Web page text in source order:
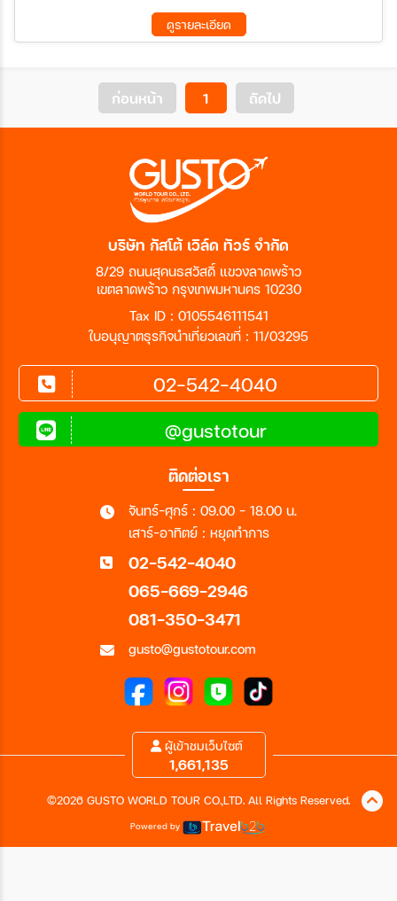
ดูรายละเอียด
ก่อนหน้า 1 ถัดไป
บริษัท กัสโต้ เวิล์ด ทัวร์ จำกัด
8/29 ถนนสุคนธสวัสดิ์ แขวงลาดพร้าว
เขตลาดพร้าว กรุงเทพมหานคร 10230
Tax ID : 0105546111541
ใบอนุญาตธุรกิจนำเที่ยวเลขที่ : 11/03295
02-542-4040
@gustotour
ติดต่อเรา
จันทร์-ศุกร์ : 09.00 - 18.00 น.
เสาร์-อาทิตย์ : หยุดทำการ
02-542-4040
065-669-2946
081-350-3471
gusto@gustotour.com
ผู้เข้าชมเว็บไซต์
1,661,135
©2026 GUSTO WORLD TOUR CO.,LTD. All Rights Reserved.
Powered by